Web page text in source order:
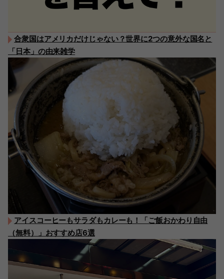
合衆国はアメリカだけじゃない？世界に2つの意外な国名と
「日本」の由来雑学
アイスコーヒーもサラダもカレーも！「ご飯おかわり自由
（無料）」おすすめ店6選